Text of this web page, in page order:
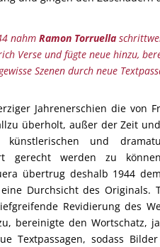
nahmRamon Torruella
Verse und fügte neue hinzu,
Szenen durch neue
Jahrenerschien die von
überholt, außer der Zeit
und
gerecht werden zu
übertrug deshalb 1944
Durchsicht des Originals.
Revidierung des
bereinigte den Wortschatz,
Textpassagen, sodass